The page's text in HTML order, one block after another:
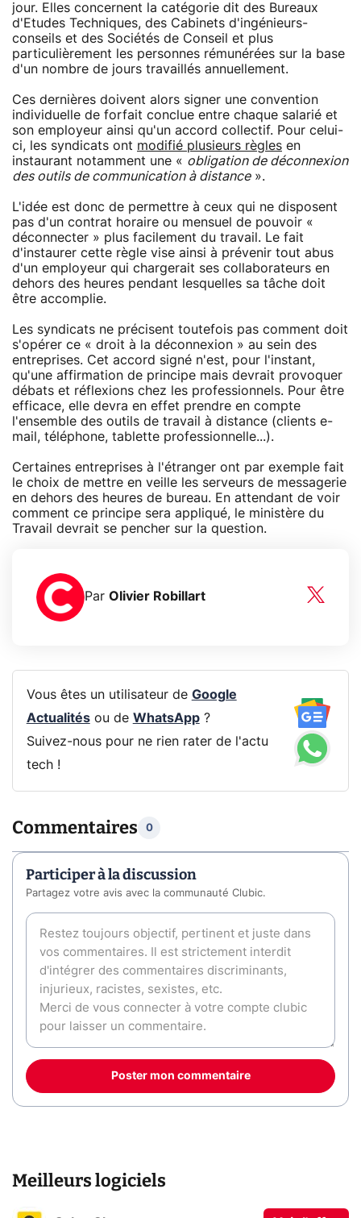
jour. Elles concernent la catégorie dit des Bureaux
d'Etudes Techniques, des Cabinets d'ingénieurs-
conseils et des Sociétés de Conseil et plus
particulièrement les personnes rémunérées sur la base
d'un nombre de jours travaillés annuellement.
Ces dernières doivent alors signer une convention
individuelle de forfait conclue entre chaque salarié et
son employeur ainsi qu'un accord collectif. Pour celui-
ci, les syndicats ont modifié plusieurs règles en
instaurant notamment une « obligation de déconnexion
des outils de communication à distance».
L'idée est donc de permettre à ceux qui ne disposent
pas d'un contrat horaire ou mensuel de pouvoir «
déconnecter » plus facilement du travail. Le fait
d'instaurer cette règle vise ainsi à prévenir tout abus
d'un employeur qui chargerait ses collaborateurs en
dehors des heures pendant lesquelles sa tâche doit
être accomplie.
Les syndicats ne précisent toutefois pas comment doit
s'opérer ce « droit à la déconnexion » au sein des
entreprises. Cet accord signé n'est, pour l'instant,
qu'une affirmation de principe mais devrait provoquer
débats et réflexions chez les professionnels. Pour être
efficace, elle devra en effet prendre en compte
l'ensemble des outils de travail à distance (clients e-
mail, téléphone, tablette professionnelle...).
Certaines entreprises à l'étranger ont par exemple fait
le choix de mettre en veille les serveurs de messagerie
en dehors des heures de bureau. En attendant de voir
comment ce principe sera appliqué, le ministère du
Travail devrait se pencher sur la question.
Par Olivier Robillart
Vous êtes un utilisateur de Google
Actualitésou de WhatsApp?
Suivez-nous pour ne rien rater de l'actu
tech !
Commentaires 0
Participer à la discussion
Partagez votre avis avec la communauté Clubic.
Poster mon commentaire
Meilleurs logiciels